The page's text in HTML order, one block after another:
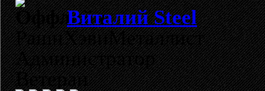
Виталий Steel
РашнХэвиМеталлист
Администратор
Ветеран